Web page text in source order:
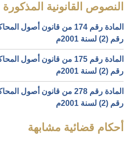
النصوص القانونية
المادة رقم 174 من قانون
رقم (2) لسنة 2001م
المادة رقم 175 من قانون
رقم (2) لسنة 2001م
المادة رقم 278 من قانون
رقم (2) لسنة 2001م
أحكام قضائية مشابهة